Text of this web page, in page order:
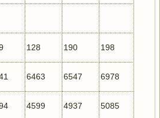
128 190 198
6463 6547 6978
4599 4937 5085